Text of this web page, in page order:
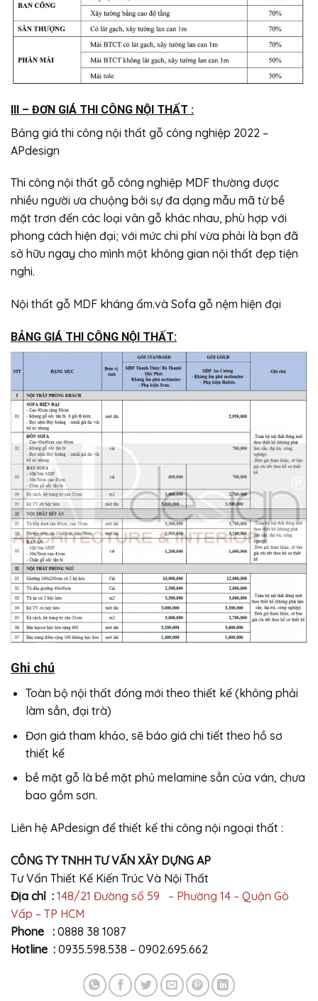
III – ĐƠN GIÁ THI CÔNG NỘI THẤT :
Bảng giá thi công nội thất gỗ công nghiệp 2022 –
APdesign
Thi công nội thất gỗ công nghiệp MDF thường được
nhiều người ưa chuộng bởi sự đa dạng mẫu mã từ bề
mặt trơn đến các loại vân gỗ khác nhau, phù hợp với
phong cách hiện đại; với mức chi phí vừa phải là bạn đã
sở hữu ngay cho mình một không gian nội thất đẹp tiện
nghi.
Nội thất gỗ MDF kháng ẩm.và Sofa gỗ nệm hiện đại
BẢNG GIÁ THI CÔNG NỘI THẤT:
Ghi chú
Toàn bộ nội thất đóng mới theo thiết kế (không phải
làm sẳn, đại trà)
Đơn giá tham khảo, sẽ báo giá chi tiết theo hồ sơ
thiết kế
bề mặt gỗ là bề mặt phủ melamine sẳn của ván, chưa
bao gồm sơn.
Liên hệ APdesign để thiết kế thi công nội ngoại thất :
CÔNG TY TNHH TƯ VẤN XÂY DỰNG AP
Tư Vấn Thiết Kế Kiến Trúc Và Nội Thất
Địa chỉ : 148/21 Đường số 59 – Phường 14 – Quận Gò
Vấp – TP HCM
Phone : 0888 38 1087
Hotline : 0935.598.538 – 0902.695.662